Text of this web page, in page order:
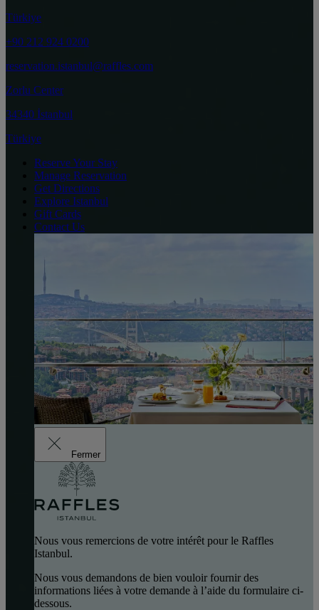
Türkiye
+90 212 924 0200
reservation.istanbul@raffles.com
Zorlu Center
34340 İstanbul
Türkiye
Reserve Your Stay
Manage Reservation
Get Directions
Explore Istanbul
Gift Cards
Contact Us
Fermer
Nous vous remercions de votre intérêt pour le Raffles
Istanbul.
Nous vous demandons de bien vouloir fournir des
informations liées à votre demande à l’aide du formulaire ci-
dessous.